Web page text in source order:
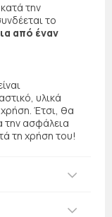
την
το
από έναν
υλικά
χρήση. Έτσι, θα
την ασφάλεια
τη χρήση του!